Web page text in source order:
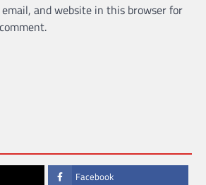
and website in this browser for
Facebook